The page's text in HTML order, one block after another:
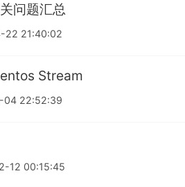
问题汇总
22 21:40:02
Stream
22:52:39
12 00:15:45